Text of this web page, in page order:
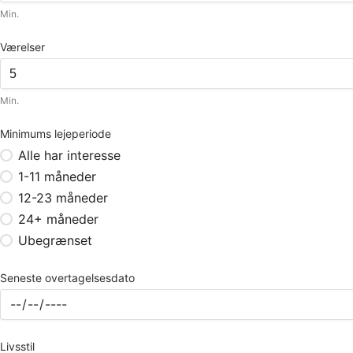
Min.
Værelser
Min.
Minimums lejeperiode
Alle har interesse
1-11 måneder
12-23 måneder
24+ måneder
Ubegrænset
Seneste overtagelsesdato
Livsstil